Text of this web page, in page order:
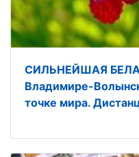
СИЛЬНЕЙШАЯ
Владимире-
точке мира.